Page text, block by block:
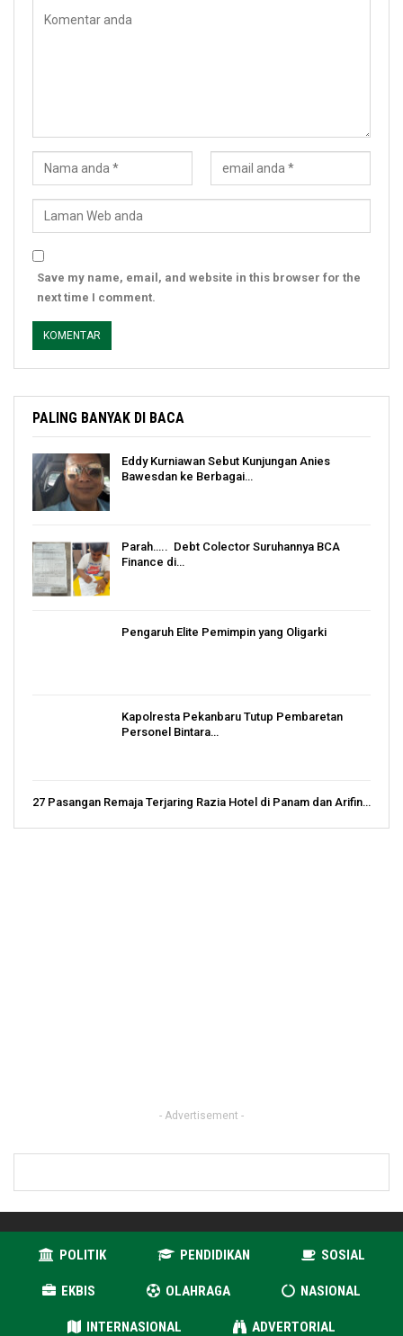
Save my name, email, and website in this browser for the
next time I comment.
PALING BANYAK DI BACA
Eddy Kurniawan Sebut Kunjungan Anies
Bawesdan ke Berbagai…
Parah….. Debt Colector Suruhannya BCA
Finance di…
Pengaruh Elite Pemimpin yang Oligarki
Kapolresta Pekanbaru Tutup Pembaretan
Personel Bintara…
27 Pasangan Remaja Terjaring Razia Hotel di Panam dan Arifin…
- Advertisement -
POLITIK PENDIDIKAN SOSIAL
EKBIS OLAHRAGA NASIONAL
INTERNASIONAL ADVERTORIAL